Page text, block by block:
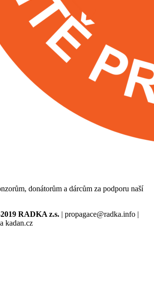
donátorům a dárcům za podporu naší
RADKA z.s. | propagace@radka.info |
kadan.cz